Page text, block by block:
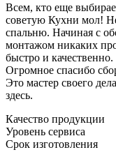
Всем, кто еще
советую Кухни мол!
спальню. Начиная с
монтажом никаких
быстро и
Огромное спасибо
Это мастер своего
здесь.
Качество продукции
Уровень сервиса
Срок изготовления